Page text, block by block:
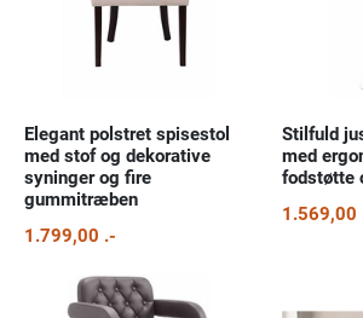
Elegant polstret spisestol
med stof og dekorative
syninger og fire
gummitræben
1.799,00 .-
Stilfuld
med
fodstøtte
1.569,00